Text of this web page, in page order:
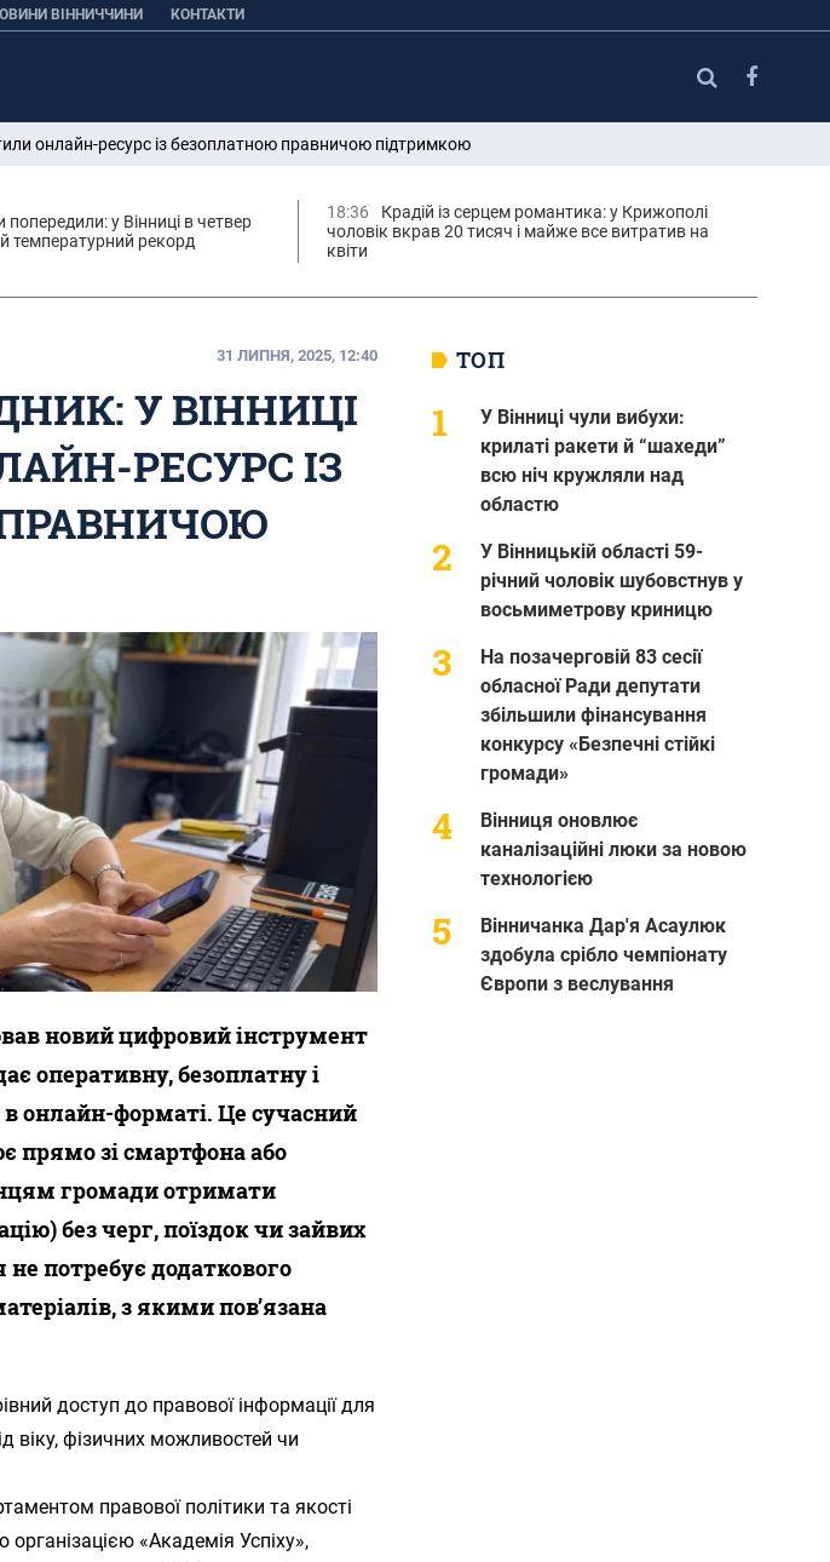
ВІННИЧЧИНИ КОНТАКТИ
онлайн-ресурс із безоплатною правничою підтримкою
у Вінниці в четвер
температурний рекорд
18:36
Крадій із серцем романтика: у Крижополі
чоловік вкрав 20 тисяч і майже все витратив на
квіти
31 ЛИПНЯ, 2025, 12:40
У ВІННИЦІ
РЕСУРС ІЗ
новий цифровий інструмент
оперативну, безоплатну і
онлайн-форматі. Це сучасний
прямо зі смартфона або
громади отримати
без черг, поїздок чи зайвих
потребує додаткового
з якими повʼязана
доступ до правової інформації для
віку, фізичних можливостей чи
правової політики та якості
«Академія Успіху»,
ТОП
У Вінниці чули вибухи:
крилаті ракети й “шахеди”
всю ніч кружляли над
областю
У Вінницькій області 59-
річний чоловік шубовстнув у
восьмиметрову криницю
На позачерговій 83 сесії
обласної Ради депутати
збільшили фінансування
конкурсу «Безпечні стійкі
громади»
Вінниця оновлює
каналізаційні люки за новою
технологією
Вінничанка Дар'я Асаулюк
здобула срібло чемпіонату
Європи з веслування